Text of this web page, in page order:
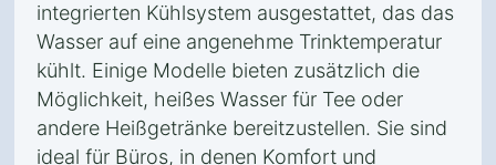
integrierten Kühlsystem ausgestattet, das das
Wasser auf eine angenehme Trinktemperatur
kühlt. Einige Modelle bieten zusätzlich die
Möglichkeit, heißes Wasser für Tee oder
andere Heißgetränke bereitzustellen. Sie sind
ideal für Büros, in denen Komfort und